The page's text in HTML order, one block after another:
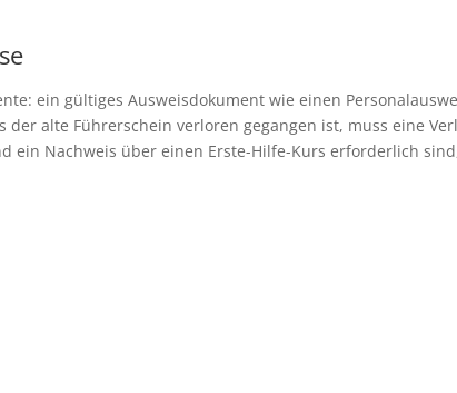
ein gültiges Ausweisdokument wie einen
alte Führerschein verloren gegangen ist, muss eine
ein Nachweis über einen Erste-Hilfe-Kurs erforderlich